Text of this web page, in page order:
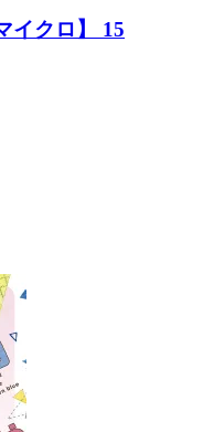
イクロ】 15